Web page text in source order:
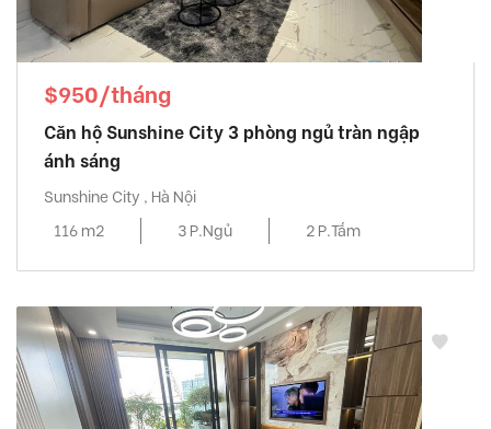
$950/tháng
Căn hộ Sunshine City 3 phòng ngủ tràn ngập
ánh sáng
Sunshine City , Hà Nội
116 m2
3 P.Ngủ 2 P.Tắm